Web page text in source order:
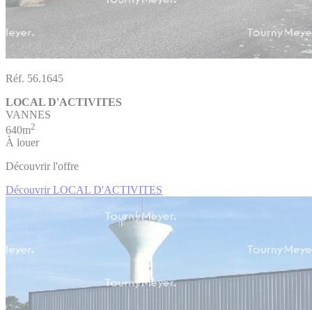
Réf. 56.1645
LOCAL D'ACTIVITES
VANNES
640m2
À louer
Découvrir l'offre
Découvrir LOCAL D'ACTIVITES